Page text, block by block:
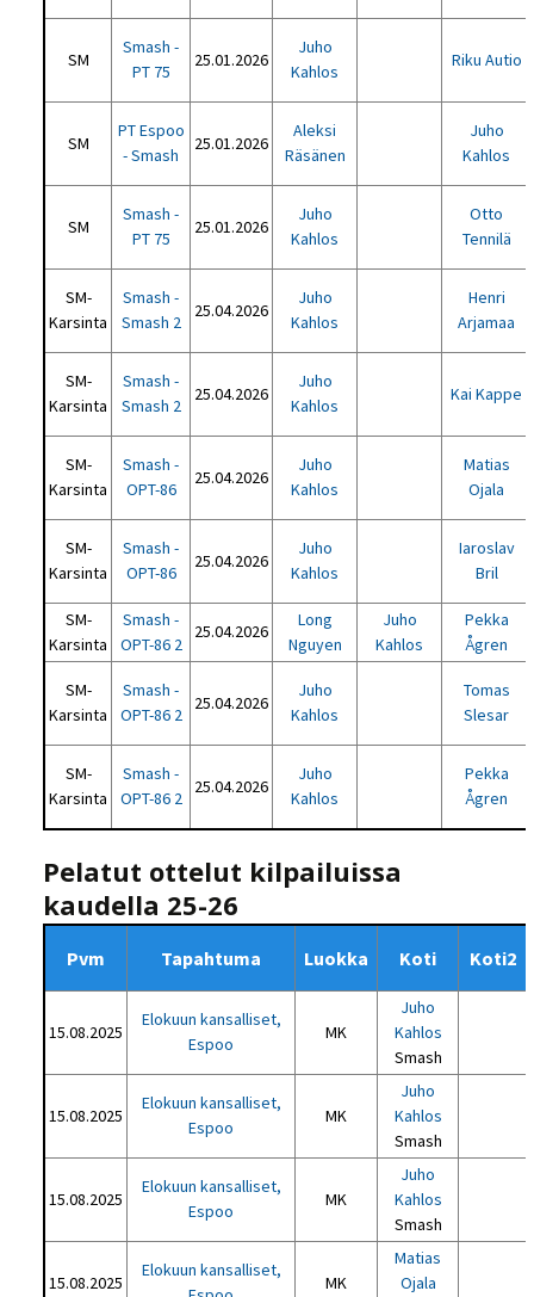
SM
Smash -
PT 75
25.01.2026
Juho
Kahlos
Riku Autio
SM
PT Espoo
- Smash
25.01.2026
Aleksi
Räsänen
Juho
Kahlos
SM
Smash -
PT 75
25.01.2026
Juho
Kahlos
Otto
Tennilä
SM-
Karsinta
Smash -
Smash 2
25.04.2026
Juho
Kahlos
Henri
Arjamaa
SM-
Karsinta
Smash -
Smash 2
25.04.2026
Juho
Kahlos
Kai Kappe
SM-
Karsinta
Smash -
OPT-86
25.04.2026
Juho
Kahlos
Matias
Ojala
SM-
Karsinta
Smash -
OPT-86
25.04.2026
Juho
Kahlos
Iaroslav
Bril
SM-
Karsinta
Smash -
OPT-86 2
25.04.2026
Long
Nguyen
Juho
Kahlos
Pekka
Ågren
SM-
Karsinta
Smash -
OPT-86 2
25.04.2026
Juho
Kahlos
Tomas
Slesar
SM-
Karsinta
Smash -
OPT-86 2
25.04.2026
Juho
Kahlos
Pekka
Ågren
Pelatut ottelut kilpailuissa
kaudella 25-26
Pvm Tapahtuma Luokka Koti Koti2
15.08.2025
Elokuun kansalliset,
Espoo
MK
Juho
Kahlos
Smash
15.08.2025
Elokuun kansalliset,
Espoo
MK
Juho
Kahlos
Smash
15.08.2025
Elokuun kansalliset,
Espoo
MK
Juho
Kahlos
Smash
15.08.2025
Elokuun kansalliset,
MK
Matias
Ojala